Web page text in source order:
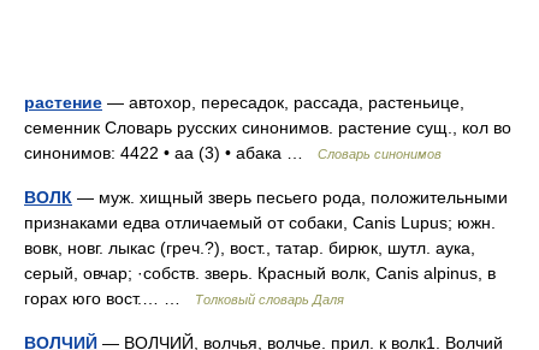
растение — автохор, пересадок, рассада, растеньице,
семенник Словарь русских синонимов. растение сущ., кол во
синонимов: 4422 • аа (3) • абака …
Словарь синонимов
ВОЛК — муж. хищный зверь песьего рода, положительными
признаками едва отличаемый от собаки, Canis Lupus; южн.
вовк, новг. лыкас (греч.?), вост., татар. бирюк, шутл. аука,
серый, овчар; ·собств. зверь. Красный волк, Canis alpinus, в
горах юго вост.… …
Толковый словарь Даля
ВОЛЧИЙ — ВОЛЧИЙ, волчья, волчье. прил. к волк1. Волчий